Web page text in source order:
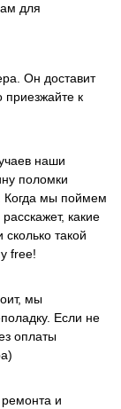
для
Он доставит
приезжайте к
наши
поломки
Когда мы поймем
какие
такой
free!
мы
Если не
оплаты
и